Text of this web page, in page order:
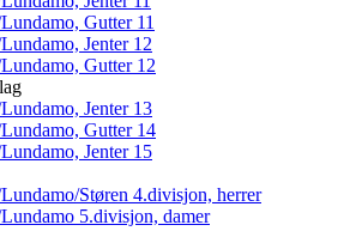
Gutter 11
Jenter 12
Gutter 12
Jenter 13
Gutter 14
Jenter 15
Støren 4.divisjon, herrer
5.divisjon, damer